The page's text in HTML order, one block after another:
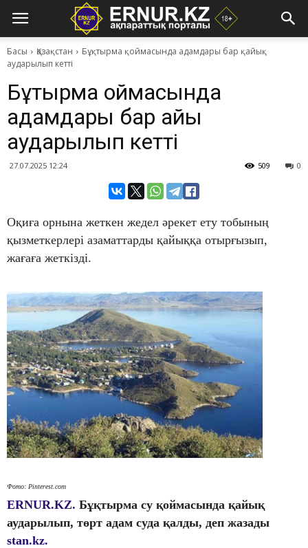
Басы Қазақстан
Бұқтырма қоймасында адамдары бар қайық
аударылып кетті
Бұқтырма қоймасында
адамдары бар қайық
аударылып кетті
27.07.2025 12:24 0
509
Оқиға орнына жеткен жедел әрекет ету тобының
қызметкерлері азаматтарды қайыққа отырғызып,
жағаға жеткізді.
Фото: Pinterest.com
ERNUR.KZ. Бұқтырма су қоймасында қайық
аударылып, төрт адам суда қалды, деп жазады
stan.kz.